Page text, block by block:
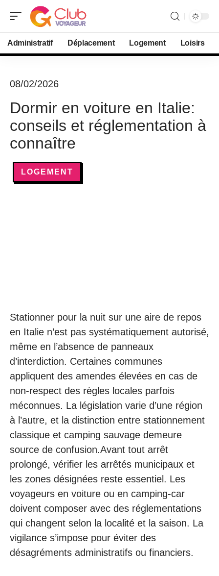
Administratif Déplacement Logement Loisirs
08/02/2026
Dormir en voiture en Italie:
conseils et réglementation à
connaître
LOGEMENT
Stationner pour la nuit sur une aire de repos
en Italie n’est pas systématiquement autorisé,
même en l’absence de panneaux
d’interdiction. Certaines communes
appliquent des amendes élevées en cas de
non-respect des règles locales parfois
méconnues. La législation varie d’une région
à l’autre, et la distinction entre stationnement
classique et camping sauvage demeure
source de confusion.Avant tout arrêt
prolongé, vérifier les arrêtés municipaux et
les zones désignées reste essentiel. Les
voyageurs en voiture ou en camping-car
doivent composer avec des réglementations
qui changent selon la localité et la saison. La
vigilance s’impose pour éviter des
désagréments administratifs ou financiers.